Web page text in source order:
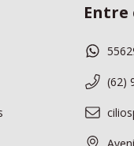
Entre
(62)